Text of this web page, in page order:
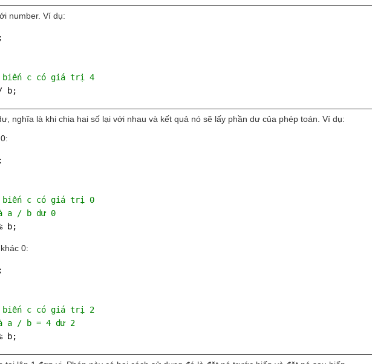
number. Ví dụ:
biến c có giá trị 4
b;
nghĩa là khi chia hai số lại với nhau và kết quả nó sẽ lấy phần dư của phép toán. Ví dụ:
biến c có giá trị 0
a / b dư 0
b;
0:
biến c có giá trị 2
a / b = 4 dư 2
b;